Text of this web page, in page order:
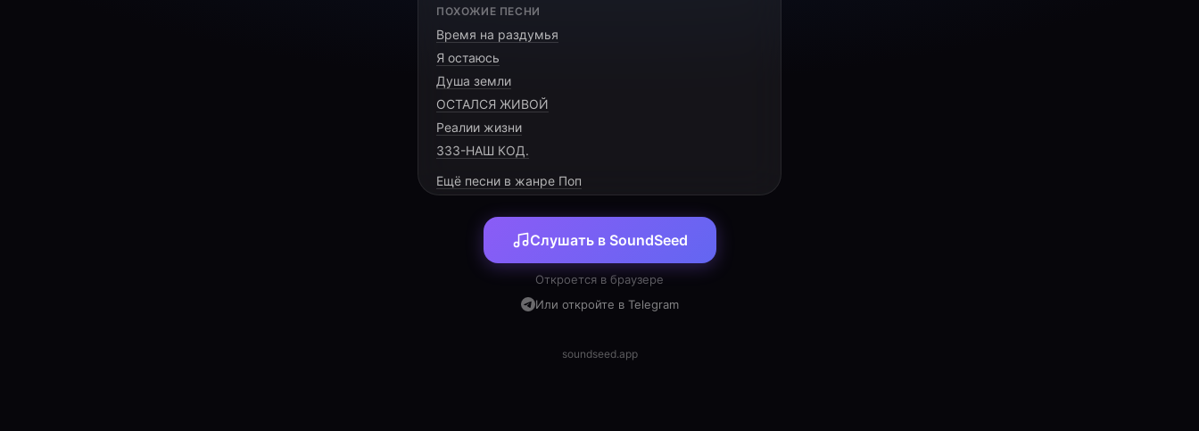
В Сафоново солнце встаёт,
Тепло в каждом жесте живёт.
Светлана, ты даришь уют,
[PRE-CHORUS]
Всё удаётся в руках,
Радость сияет в глазах.
Пусть будет лёгким твой путь,
ПОХОЖИЕ ПЕСНИ
Время на раздумья
Я остаюсь
Душа земли
ОСТАЛСЯ ЖИВОЙ
Реалии жизни
333-НАШ КОД.
Ещё песни в жанре Поп
Слушать в SoundSeed
Откроется в браузере
Или откройте в Telegram
soundseed.app